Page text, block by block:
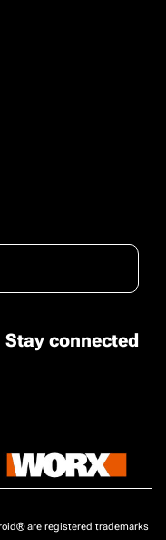
Stay connected
are registered trademarks